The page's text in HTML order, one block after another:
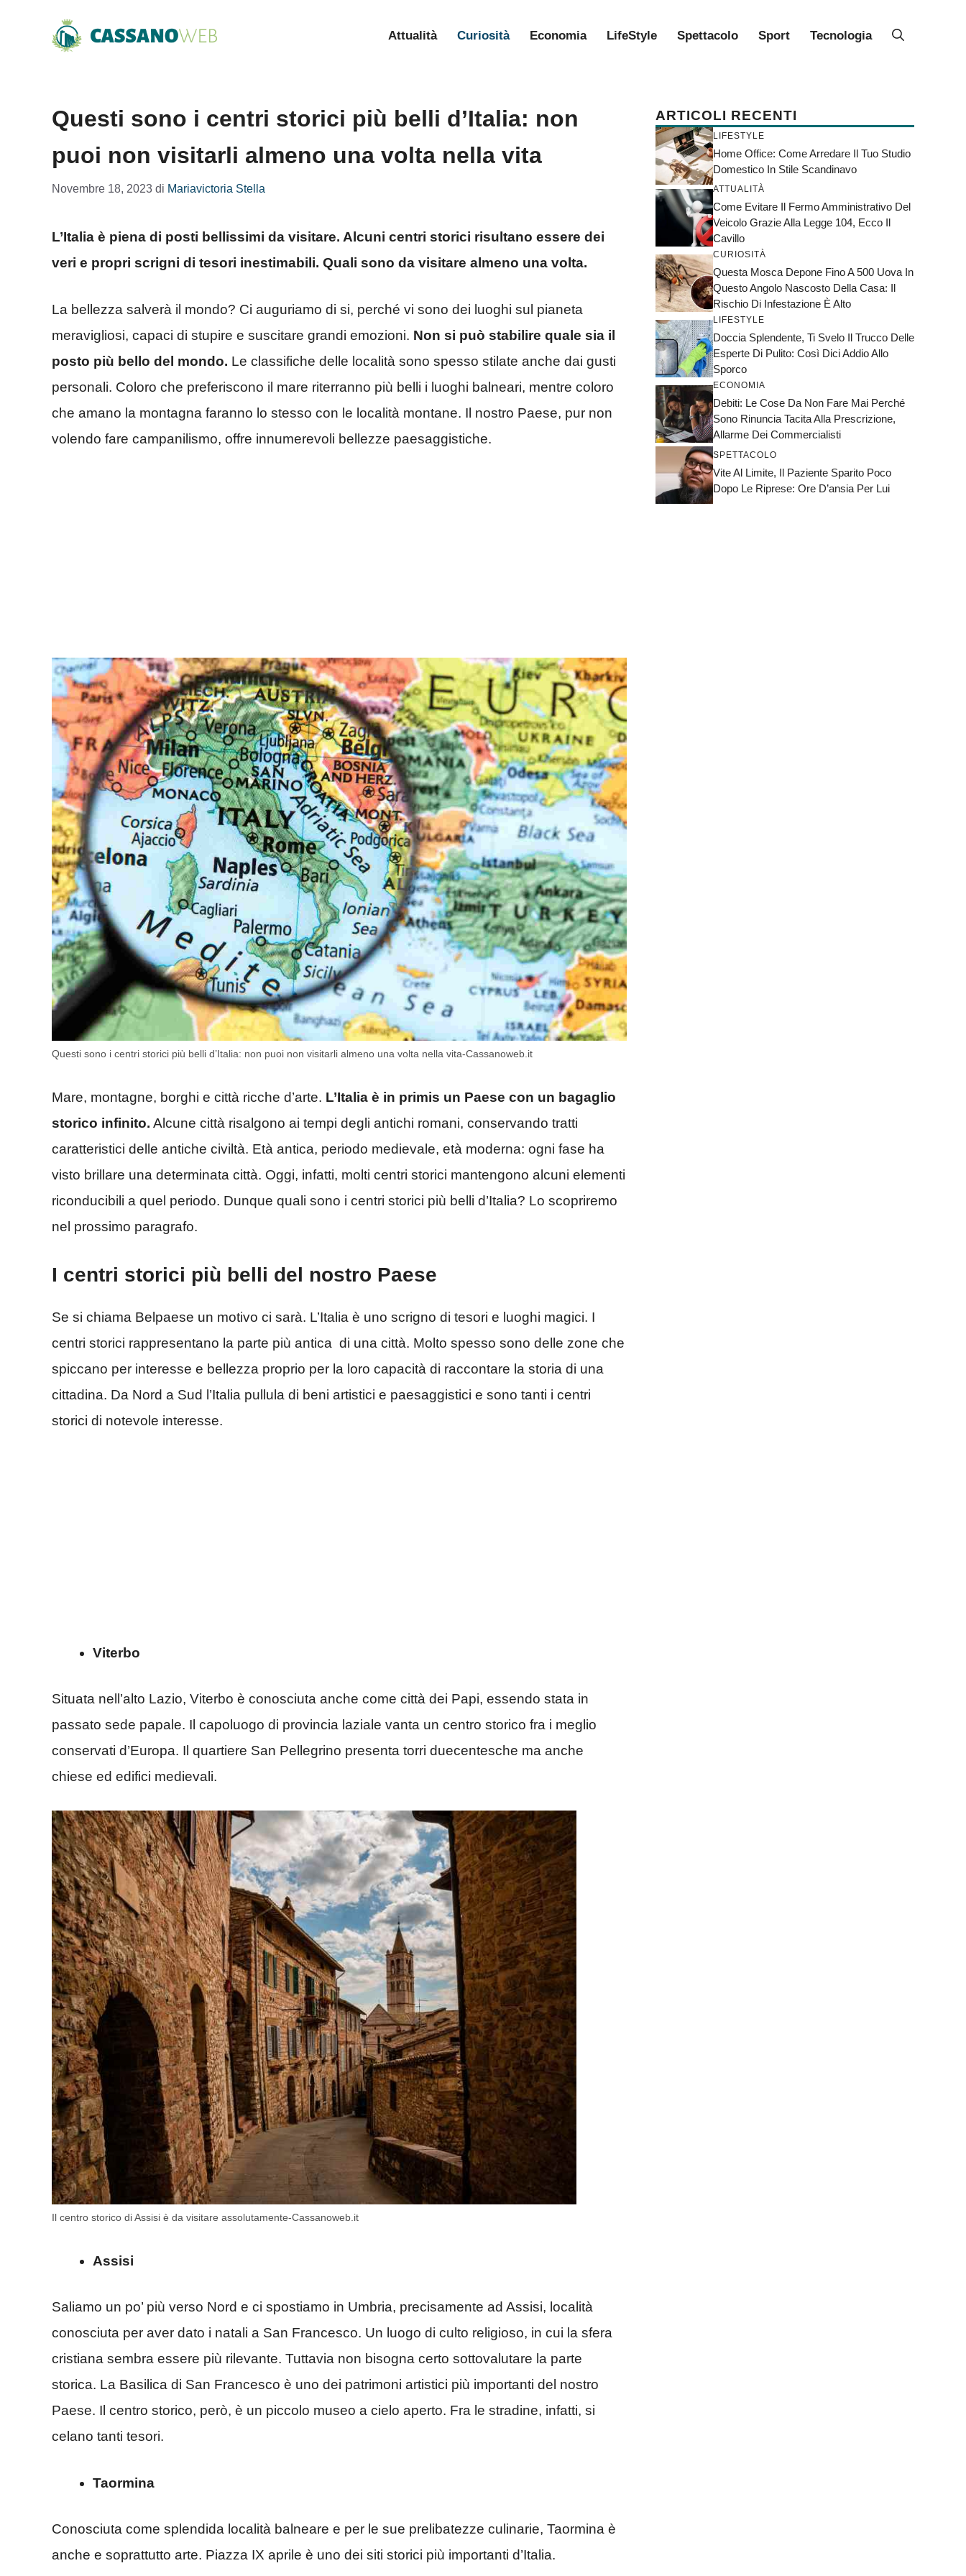
Attualità Curiosità Economia LifeStyle Spettacolo Sport Tecnologia
Questi sono i centri storici più belli d’Italia: non
puoi non visitarli almeno una volta nella vita
Novembre 18, 2023 di Mariavictoria Stella
L’Italia è piena di posti bellissimi da visitare. Alcuni centri storici risultano essere dei
veri e propri scrigni di tesori inestimabili. Quali sono da visitare almeno una volta.
La bellezza salverà il mondo? Ci auguriamo di si, perché vi sono dei luoghi sul pianeta
meravigliosi, capaci di stupire e suscitare grandi emozioni. Non si può stabilire quale sia il
posto più bello del mondo. Le classifiche delle località sono spesso stilate anche dai gusti
personali. Coloro che preferiscono il mare riterranno più belli i luoghi balneari, mentre coloro
che amano la montagna faranno lo stesso con le località montane. Il nostro Paese, pur non
volendo fare campanilismo, offre innumerevoli bellezze paesaggistiche.
Questi sono i centri storici più belli d’Italia: non puoi non visitarli almeno una volta nella vita-Cassanoweb.it
Mare, montagne, borghi e città ricche d’arte. L’Italia è in primis un Paese con un bagaglio
storico infinito. Alcune città risalgono ai tempi degli antichi romani, conservando tratti
caratteristici delle antiche civiltà. Età antica, periodo medievale, età moderna: ogni fase ha
visto brillare una determinata città. Oggi, infatti, molti centri storici mantengono alcuni elementi
riconducibili a quel periodo. Dunque quali sono i centri storici più belli d’Italia? Lo scopriremo
nel prossimo paragrafo.
I centri storici più belli del nostro Paese
Se si chiama Belpaese un motivo ci sarà. L’Italia è uno scrigno di tesori e luoghi magici. I
centri storici rappresentano la parte più antica di una città. Molto spesso sono delle zone che
spiccano per interesse e bellezza proprio per la loro capacità di raccontare la storia di una
cittadina. Da Nord a Sud l’Italia pullula di beni artistici e paesaggistici e sono tanti i centri
storici di notevole interesse.
Viterbo
Situata nell’alto Lazio, Viterbo è conosciuta anche come città dei Papi, essendo stata in
passato sede papale. Il capoluogo di provincia laziale vanta un centro storico fra i meglio
conservati d’Europa. Il quartiere San Pellegrino presenta torri duecentesche ma anche
chiese ed edifici medievali.
Il centro storico di Assisi è da visitare assolutamente-Cassanoweb.it
Assisi
Saliamo un po’ più verso Nord e ci spostiamo in Umbria, precisamente ad Assisi, località
conosciuta per aver dato i natali a San Francesco. Un luogo di culto religioso, in cui la sfera
cristiana sembra essere più rilevante. Tuttavia non bisogna certo sottovalutare la parte
storica. La Basilica di San Francesco è uno dei patrimoni artistici più importanti del nostro
Paese. Il centro storico, però, è un piccolo museo a cielo aperto. Fra le stradine, infatti, si
celano tanti tesori.
Taormina
Conosciuta come splendida località balneare e per le sue prelibatezze culinarie, Taormina è
anche e soprattutto arte. Piazza IX aprile è uno dei siti storici più importanti d’Italia.
ARTICOLI RECENTI
LIFESTYLE
Home Office: Come Arredare Il Tuo Studio
Domestico In Stile Scandinavo
ATTUALITÀ
Come Evitare Il Fermo Amministrativo Del
Veicolo Grazie Alla Legge 104, Ecco Il
Cavillo
CURIOSITÀ
Questa Mosca Depone Fino A 500 Uova In
Questo Angolo Nascosto Della Casa: Il
Rischio Di Infestazione È Alto
LIFESTYLE
Doccia Splendente, Ti Svelo Il Trucco Delle
Esperte Di Pulito: Così Dici Addio Allo
Sporco
ECONOMIA
Debiti: Le Cose Da Non Fare Mai Perché
Sono Rinuncia Tacita Alla Prescrizione,
Allarme Dei Commercialisti
SPETTACOLO
Vite Al Limite, Il Paziente Sparito Poco
Dopo Le Riprese: Ore D’ansia Per Lui